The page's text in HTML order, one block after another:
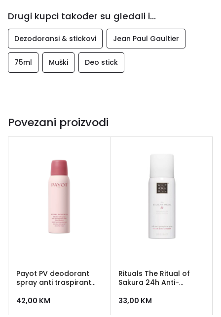
Drugi kupci također su gledali i...
Dezodoransi & stickovi Jean Paul Gaultier
75ml Muški Deo stick
Povezani proizvodi
Payot PV deodorant
spray anti traspirant
42,00 KM
Rituals The Ritual of
Sakura 24h Anti-
33,00 KM